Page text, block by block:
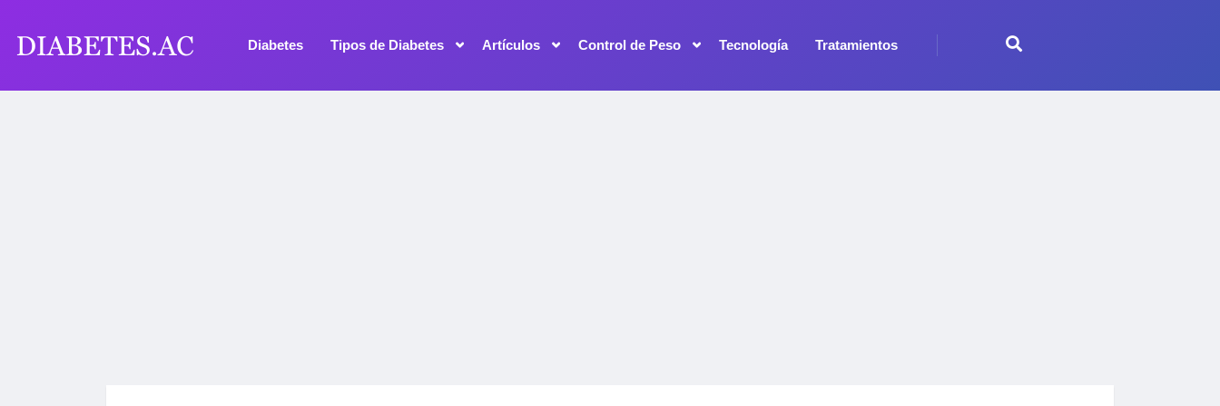
Diabetes Tipos de Diabetes Artículos Control de Peso Tecnología Tratamientos